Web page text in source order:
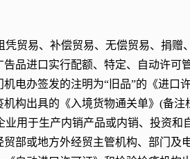
凭贸易、补偿贸易、无偿贸易、捐
告品进口实行配额、特定、自动许
机电办签发的注明为“旧品”的《进口
机构出具的《入境货物通关单》(备注
用于生产内销产品或内销、投资和
贸部或地方外经贸主管机构、部门及